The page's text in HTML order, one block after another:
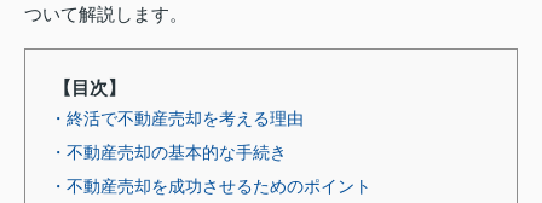
ついて解説します。
【目次】
・終活で不動産売却を考える理由
・不動産売却の基本的な手続き
・不動産売却を成功させるためのポイント